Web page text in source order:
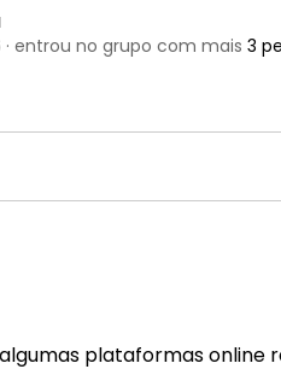
· entrou no grupo com mais 3
plataformas online